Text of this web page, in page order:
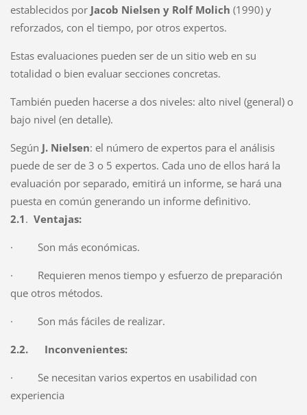
establecidos por Jacob Nielsen y Rolf Molich (1990) y
reforzados, con el tiempo, por otros expertos.
Estas evaluaciones pueden ser de un sitio web en su
totalidad o bien evaluar secciones concretas.
También pueden hacerse a dos niveles: alto nivel (general) o
bajo nivel (en detalle).
Según J. Nielsen: el número de expertos para el análisis
puede de ser de 3 o 5 expertos. Cada uno de ellos hará la
evaluación por separado, emitirá un informe, se hará una
puesta en común generando un informe definitivo.
2.1. Ventajas:
· Son más económicas.
·
Requieren menos tiempo y esfuerzo de preparación
que otros métodos.
· Son más fáciles de realizar.
2.2. Inconvenientes:
·
Se necesitan varios expertos en usabilidad con
experiencia